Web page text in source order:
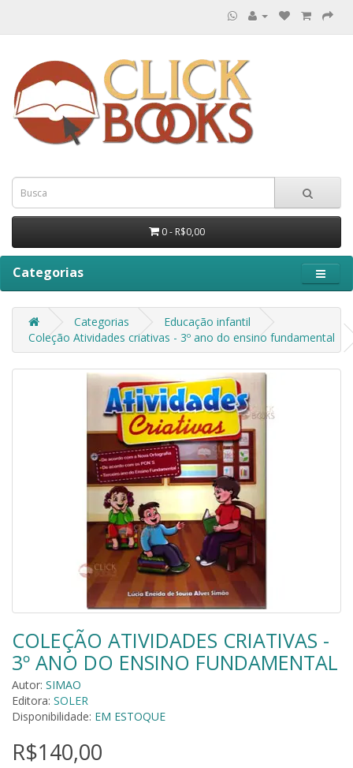
0 - R$0,00
Categorias
Categorias
Educação infantil
Coleção Atividades criativas - 3º ano do ensino fundamental
COLEÇÃO ATIVIDADES CRIATIVAS -
3º ANO DO ENSINO FUNDAMENTAL
Autor: SIMAO
Editora: SOLER
Disponibilidade: EM ESTOQUE
R$140,00